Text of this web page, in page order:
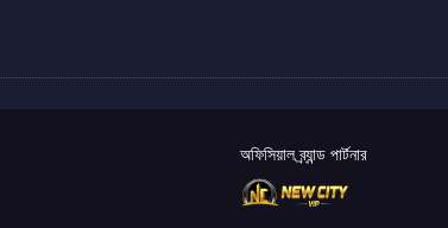
অফিসিয়াল ব্র্যান্ড পার্টনার